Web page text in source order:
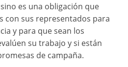
es una obligación que
con sus representados para
y para que sean los
su trabajo y si están
de campaña.